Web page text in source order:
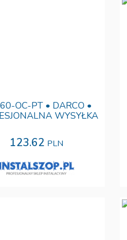
OC-PT • DARCO •
WYSYŁKA
123.62 PLN